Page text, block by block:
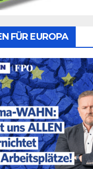
FÜR EUROPA